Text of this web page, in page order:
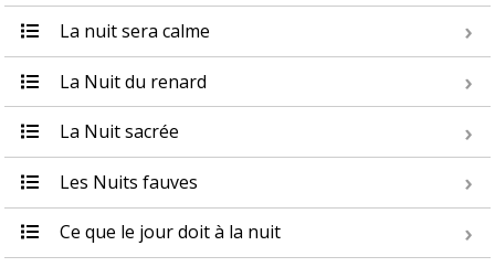
La nuit sera calme
La Nuit du renard
La Nuit sacrée
Les Nuits fauves
Ce que le jour doit à la nuit